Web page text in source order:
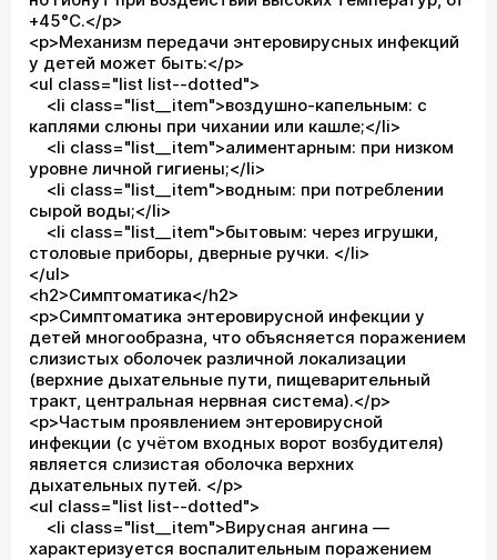
+45°C.</p>
<p>Механизм передачи энтеровирусных инфекций
у детей может быть:</p>
<ul class="list list--dotted">
<li class="list__item">воздушно-капельным: с
каплями слюны при чихании или кашле;</li>
<li class="list__item">алиментарным: при низком
уровне личной гигиены;</li>
<li class="list__item">водным: при потреблении
сырой воды;</li>
<li class="list__item">бытовым: через игрушки,
столовые приборы, дверные ручки. </li>
</ul>
<h2>Симптоматика</h2>
<p>Симптоматика энтеровирусной инфекции у
детей многообразна, что объясняется поражением
слизистых оболочек различной локализации
(верхние дыхательные пути, пищеварительный
тракт, центральная нервная система).</p>
<p>Частым проявлением энтеровирусной
инфекции (с учётом входных ворот возбудителя)
является слизистая оболочка верхних
дыхательных путей. </p>
<ul class="list list--dotted">
<li class="list__item">Вирусная ангина —
характеризуется воспалительным поражением